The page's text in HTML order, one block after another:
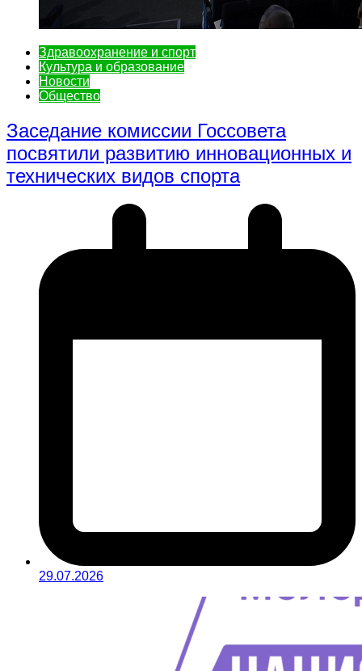
Здравоохранение и спорт
Культура и образование
Новости
Общество
Заседание комиссии Госсовета
посвятили развитию инновационных и
технических видов спорта
29.07.2026